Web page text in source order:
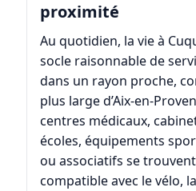
proximité
Au quotidien, la vie à
socle raisonnable de
dans un rayon proche,
plus large d’Aix-en-
centres médicaux,
écoles, équipements
ou associatifs se
compatible avec le vélo,